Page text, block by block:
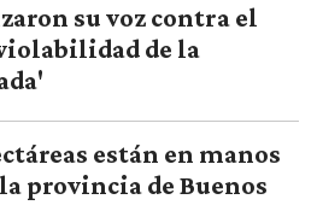
su voz contra el
de la
están en manos
provincia de Buenos